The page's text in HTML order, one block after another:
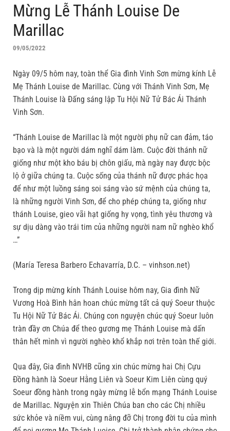
Mừng Lễ Thánh Louise De
Marillac
09/05/2022
Ngày 09/5 hôm nay, toàn thể Gia đình Vinh Sơn mừng kính Lễ
Mẹ Thánh Louise de Marillac. Cùng với Thánh Vinh Sơn, Mẹ
Thánh Louise là Đấng sáng lập Tu Hội Nữ Tử Bác Ái Thánh
Vinh Sơn.
“Thánh Louise de Marillac là một người phụ nữ can đảm, táo
bạo và là một người dám nghĩ dám làm. Cuộc đời thánh nữ
giống như một kho báu bị chôn giấu, mà ngày nay được bộc
lộ ở giữa chúng ta. Cuộc sống của thánh nữ được phác họa
để như một luồng sáng soi sáng vào sứ mệnh của chúng ta,
là những người Vinh Sơn, để cho phép chúng ta, giống như
thánh Louise, gieo vãi hạt giống hy vọng, tình yêu thương và
sự dịu dàng vào trái tim của những người nam nữ nghèo khổ
…”
(María Teresa Barbero Echavarría, D.C. – vinhson.net)
Trong dịp mừng kính Thánh Louise hôm nay, Gia đình Nữ
Vương Hoà Bình hân hoan chúc mừng tất cả quý Soeur thuộc
Tu Hội Nữ Tử Bác Ái. Chúng con nguyện chúc quý Soeur luôn
tràn đầy ơn Chúa để theo gương mẹ Thánh Louise mà dấn
thân hết mình vì người nghèo khổ khắp nơi trên toàn thế giới.
Qua đây, Gia đình NVHB cũng xin chúc mừng hai Chị Cựu
Đồng hành là Soeur Hằng Liên và Soeur Kim Liên cùng quý
Soeur đồng hành trong ngày mừng lễ bổn mạng Thánh Louise
de Marillac. Nguyện xin Thiên Chúa ban cho các Chị nhiều
sức khỏe và niềm vui, cùng nâng đỡ Chị trong đời tu của mình